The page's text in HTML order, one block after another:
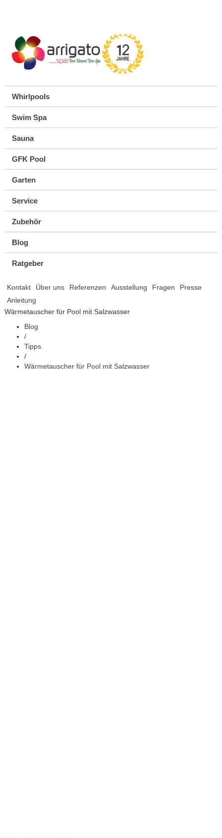
Whirlpools
Swim Spa
Sauna
GFK Pool
Garten
Service
Zubehör
Blog
Ratgeber
Kontakt Über uns Referenzen Ausstellung Fragen
Presse
Anleitung
Wärmetauscher für Pool mit Salzwasser
Blog
/
Tipps
/
Wärmetauscher für Pool mit Salzwasser